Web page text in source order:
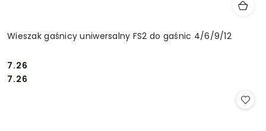
Wieszak gaśnicy uniwersalny FS2 do gaśnic 4/6/9/12
Cena:
7.26
Cena:
7.26